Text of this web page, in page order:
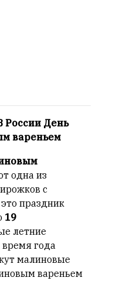
России День
вареньем
одна из
с
праздник
19
летние
года
малиновые
вареньем